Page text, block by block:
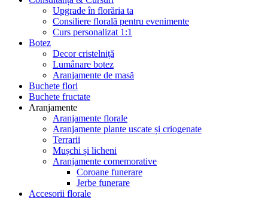
Upgrade în florăria ta
Consiliere florală pentru evenimente
Curs personalizat 1:1
Botez
Decor cristelniță
Lumânare botez
Aranjamente de masă
Buchete flori
Buchete fructate
Aranjamente
Aranjamente florale
Aranjamente plante uscate și criogenate
Terrarii
Mușchi și licheni
Aranjamente comemorative
Coroane funerare
Jerbe funerare
Accesorii florale